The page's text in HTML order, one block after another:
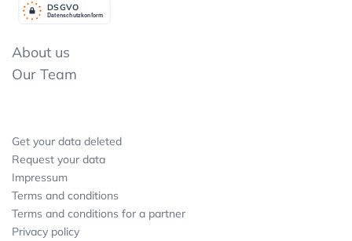
Datenschutzkonform
DSGVO
About us
Our Team
Get your data deleted
Request your data
Impressum
Terms and conditions
Terms and conditions for a partner
Privacy policy